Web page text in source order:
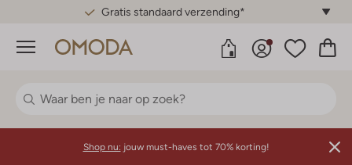
Gratis standaard verzending*
Menu
Shop nu: jouw must-haves tot 70% korting!